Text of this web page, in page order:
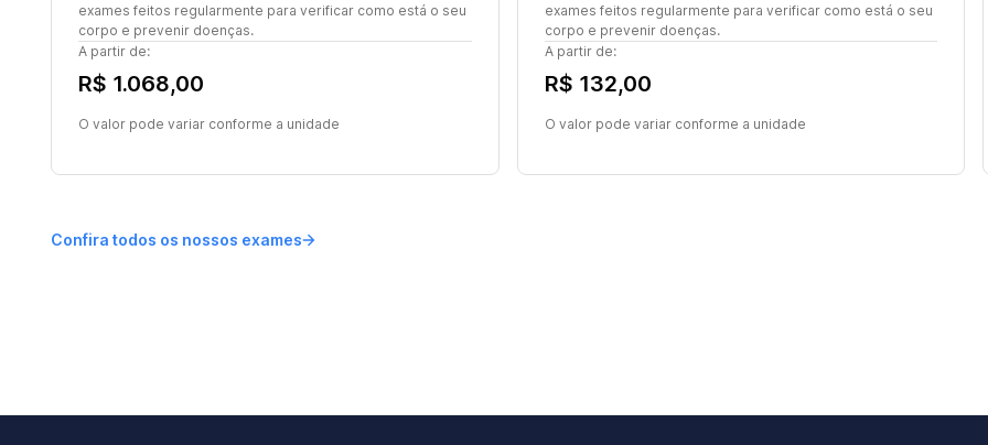
exames feitos regularmente para verificar como está o seu
corpo e prevenir doenças.
A partir de:
R$ 1.068,00
O valor pode variar conforme a unidade
exames feitos regularmente para verificar como está o seu
corpo e prevenir doenças.
A partir de:
R$ 132,00
O valor pode variar conforme a unidade
Confira todos os nossos exames